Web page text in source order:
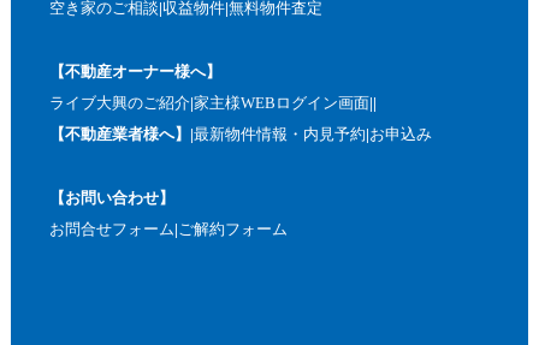
空き家のご相談 収益物件 無料物件査定
【不動産オーナー様へ】
ライブ大興のご紹介 家主様WEBログイン画面
【不動産業者様へ】
最新物件情報・内見予約 お申込み
【お問い合わせ】
お問合せフォーム ご解約フォーム